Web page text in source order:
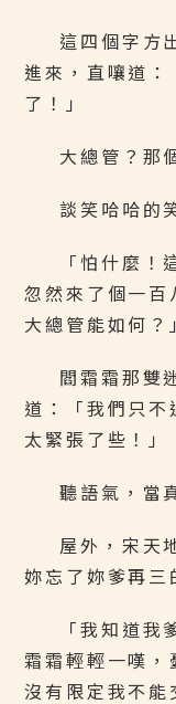
這四個字方
進來，直嚷道：
了！」
大總管？那
談笑哈哈的
「怕什麼！
忽然來了個一百
大總管能如何？
閻霜霜那雙
道：「我們只不
太緊張了些！」
聽語氣，當
屋外，宋天
妳忘了妳爹再三
「我知道我
霜霜輕輕一嘆，
沒有限定我不能